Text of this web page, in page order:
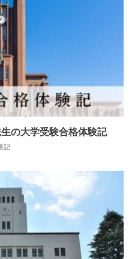
生の大学受験合格体験記
記